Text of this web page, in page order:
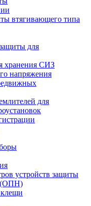
втягивающего типа
для
хранения СИЗ
напряжения
для
устройств защиты
(ОПН)